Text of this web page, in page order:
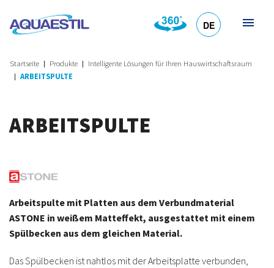
DE
Startseite Produkte
Intelligente Lösungen für Ihren Hauswirtschaftsraum
ARBEITSPULTE
ARBEITSPULTE
Arbeitspulte mit Platten aus dem Verbundmaterial
ASTONE in weißem Matteffekt, ausgestattet mit einem
Spülbecken aus dem gleichen Material.
Das Spülbecken ist nahtlos mit der Arbeitsplatte verbunden,